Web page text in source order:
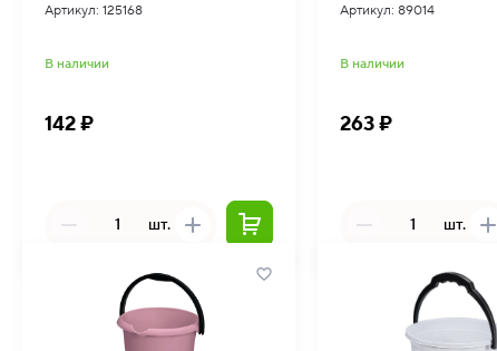
Артикул: 125168
В наличии
142 ₽
шт.
Артикул: 89014
В наличии
263 ₽
шт.